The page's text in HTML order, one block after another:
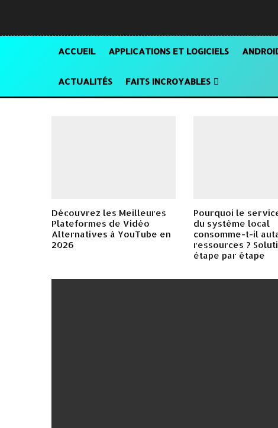
ACCUEIL APPLICATIONS ET LOGICIELS
ACTUALITÉS FAITS INCROYABLES
Découvrez les Meilleures
Plateformes de Vidéo
Alternatives à YouTube en
2026
Pourquoi le
du système local
consomme-t-il
ressources ?
étape par étape